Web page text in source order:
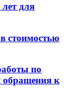
для
стоимостью
по
обращения к